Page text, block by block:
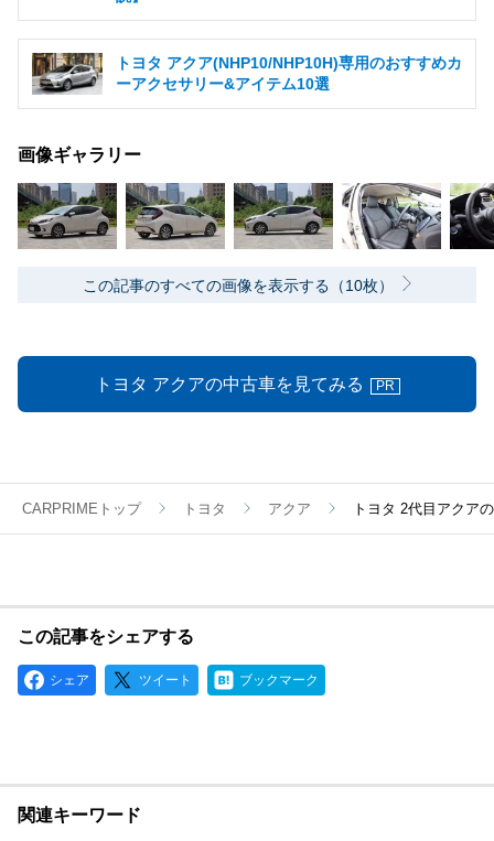
トヨタ アクア(NHP10/NHP10H)専用のおすすめカ
ーアクセサリー&アイテム10選
画像ギャラリー
この記事のすべての画像を表示する（10枚）
トヨタ アクアの中古車を見てみる PR
CARPRIMEトップ トヨタ アクア トヨタ 2代目アクア
この記事をシェアする
シェア ツイート ブックマーク
関連キーワード